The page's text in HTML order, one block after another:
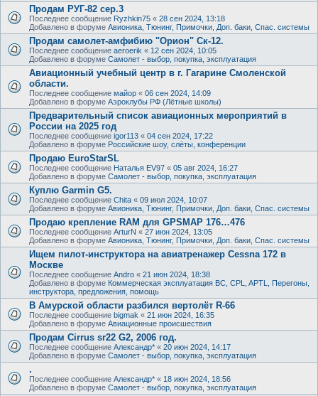
Продам РУГ-82 сер.3
Последнее сообщение Ryzhkin75 « 28 сен 2024, 13:18
Добавлено в форуме Авионика, Тюнинг, Примочки, Доп. баки, Спас. системы
Продам самолет-амфибию "Орион" Ск-12.
Последнее сообщение aeroerik « 12 сен 2024, 10:05
Добавлено в форуме Самолет - выбор, покупка, эксплуатация
Авиационный учебный центр в г. Гагарине Смоленской
области.
Последнее сообщение майор « 06 сен 2024, 14:09
Добавлено в форуме Аэроклубы РФ (Лётные школы)
Предварительный список авиационных мероприятий в
России на 2025 год
Последнее сообщение igor113 « 04 сен 2024, 17:22
Добавлено в форуме Российские шоу, слёты, конференции
Продаю EuroStarSL
Последнее сообщение Наталья EV97 « 05 авг 2024, 16:27
Добавлено в форуме Самолет - выбор, покупка, эксплуатация
Куплю Garmin G5.
Последнее сообщение Chita « 09 июл 2024, 10:07
Добавлено в форуме Авионика, Тюнинг, Примочки, Доп. баки, Спас. системы
Продаю крепление RAM для GPSMAP 176…476
Последнее сообщение ArturN « 27 июн 2024, 13:05
Добавлено в форуме Авионика, Тюнинг, Примочки, Доп. баки, Спас. системы
Ищем пилот-инструктора на авиатренажер Cessna 172 в
Москве
Последнее сообщение Andro « 21 июн 2024, 18:38
Добавлено в форуме Коммерческая эксплуатация ВС, CPL, APTL, Перегоны,
инструктора, предложения, помощь
В Амурской области разбился вертолёт R-66
Последнее сообщение bigmak « 21 июн 2024, 16:35
Добавлено в форуме Авиационные происшествия
Продам Cirrus sr22 G2, 2006 год.
Последнее сообщение Александр* « 20 июн 2024, 14:17
Добавлено в форуме Самолет - выбор, покупка, эксплуатация
.
Последнее сообщение Александр* « 18 июн 2024, 18:56
Добавлено в форуме Самолет - выбор, покупка, эксплуатация